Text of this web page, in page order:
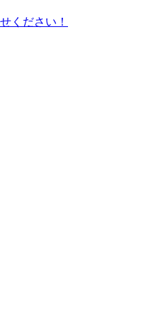
ください！